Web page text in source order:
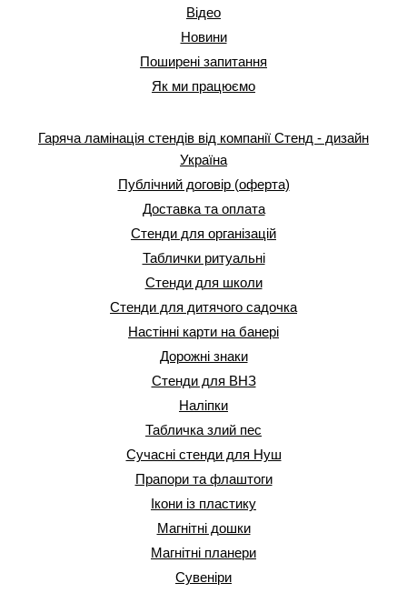
Відео
Новини
Поширені запитання
Як ми працюємо
Гаряча ламінація стендів від компанії Стенд - дизайн
Україна
Публічний договір (оферта)
Доставка та оплата
Стенди для організацій
Таблички ритуальні
Стенди для школи
Стенди для дитячого садочка
Настінні карти на банері
Дорожні знаки
Стенди для ВНЗ
Наліпки
Табличка злий пес
Сучасні стенди для Нуш
Прапори та флаштоги
Ікони із пластику
Магнітні дошки
Магнітні планери
Сувеніри